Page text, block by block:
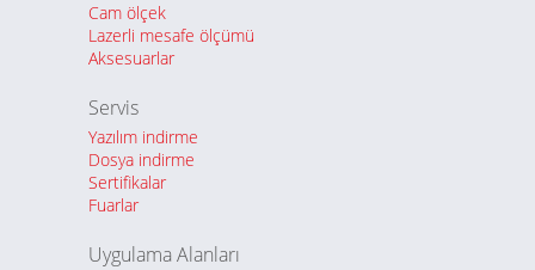
Cam ölçek
Lazerli mesafe ölçümü
Aksesuarlar
Servis
Yazılım indirme
Dosya indirme
Sertifikalar
Fuarlar
Uygulama Alanları